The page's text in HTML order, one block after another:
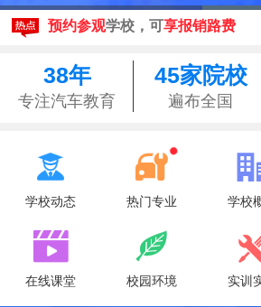
来校参观均可享昆明免费接站
预约参观学校，可享报销路费
来校参观均可享昆明
预约参观
学校，可享报销路费
38年
专注汽车教育
45家院校
遍布全国

学校动态

热门专业 学校

在线课堂

校园环境 实训